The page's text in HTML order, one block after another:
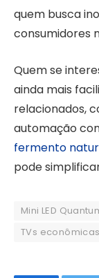
quem busca
consumidores
Quem se
ainda mais
relacionados,
automação
fermento
pode
Mini LED
TVs econômicas